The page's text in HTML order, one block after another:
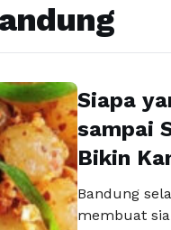
Siapa
sampai
Bikin
Bandung
membuat